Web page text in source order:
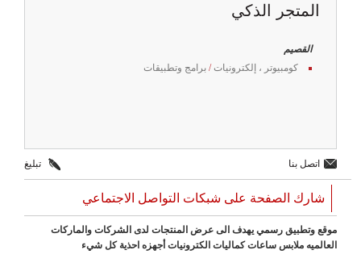
المتجر الذكي
القصيم
كومبيوتر ، إلكترونيات/ برامج وتطبيقات
اتصل بنا تبليغ
شارك الصفحة على شبكات التواصل الاجتماعي
موقع وتطبيق رسمي يهدف الى عرض المنتجات لدى الشركات والماركات
العالميه ملابس ساعات كماليات الكترونيات أجهزه احذية كل شيء